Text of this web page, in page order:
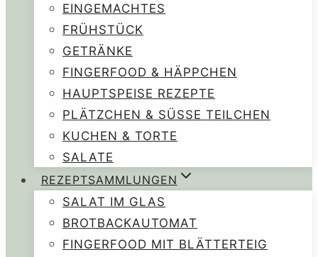
EINGEMACHTES
FRÜHSTÜCK
GETRÄNKE
FINGERFOOD & HÄPPCHEN
HAUPTSPEISE REZEPTE
PLÄTZCHEN & SÜSSE TEILCHEN
KUCHEN & TORTE
SALATE
REZEPTSAMMLUNGEN
SALAT IM GLAS
BROTBACKAUTOMAT
FINGERFOOD MIT BLÄTTERTEIG